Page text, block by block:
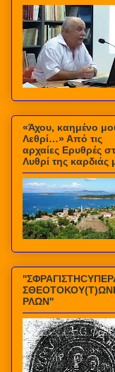
«Άχου, καημένο
Λεθρί…» Από τις
αρχαίες Ερυθρές
Λυθρί της καρδιάς
ΡΛΩΝ''